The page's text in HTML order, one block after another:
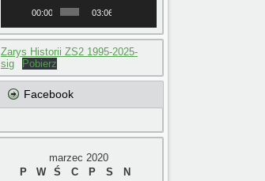
00:00 03:06
Zarys Historii ZS2 1995-2025-
sig
Pobierz
Facebook
marzec 2020
P
W Ś C P S
N